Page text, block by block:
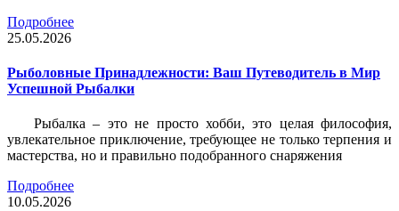
Подробнее
25.05.2026
Рыболовные Принадлежности: Ваш Путеводитель в Мир
Успешной Рыбалки
Рыбалка – это не просто хобби, это целая философия,
увлекательное приключение, требующее не только терпения и
мастерства, но и правильно подобранного снаряжения
Подробнее
10.05.2026